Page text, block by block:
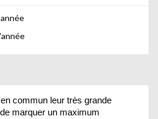
commun leur très grande
marquer un maximum